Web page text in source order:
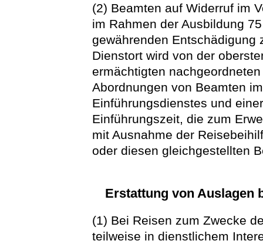
(2) Beamten auf Widerruf im
im Rahmen der Ausbildung
gewährenden Entschädigung
Dienstort wird von der
ermächtigten
Abordnungen von Beamten
Einführungsdienstes und
Einführungszeit, die zum
mit Ausnahme der
oder diesen gleichgestellten
Erstattung von Auslagen
(1) Bei Reisen zum Zwecke
teilweise in dienstlichem